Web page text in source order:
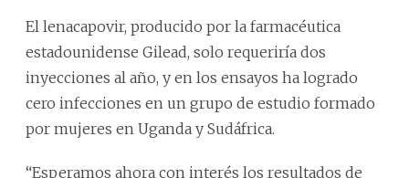
El lenacapovir, producido por la farmacéutica
estadounidense Gilead, solo requeriría dos
inyecciones al año, y en los ensayos ha logrado
cero infecciones en un grupo de estudio formado
por mujeres en Uganda y Sudáfrica.
“Esperamos ahora con interés los resultados de